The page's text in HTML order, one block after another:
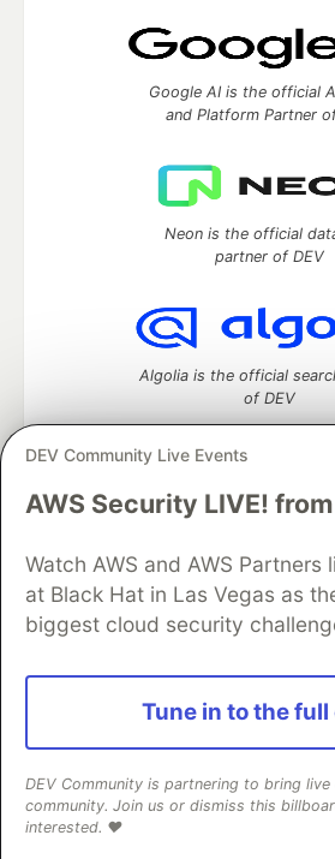
DEV Community Live Events
AWS Security LIVE!
Watch AWS and AWS Partners
at Black Hat in Las Vegas as
biggest cloud security
Tune in to the
DEV Community is partnering to bring
community. Join us or dismiss this
interested. ❤️
Google AI is the official
and Platform Partner
Neon is the official
partner of DEV
Algolia is the official
of DEV
DEV Community— A space to discuss
Home
DEV Challenges
DEV Education Tracks
DEV Help
Organization Accounts
DEV
Free Postgres Database
and other inclusive